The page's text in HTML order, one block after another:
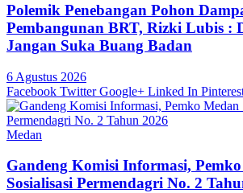
Polemik Penebangan Pohon
Pembangunan BRT, Rizki Lubis :
Jangan Suka Buang Badan
6 Agustus 2026
Facebook Twitter Google+ Linked In
Medan
Gandeng Komisi Informasi,
Sosialisasi Permendagri No. 2